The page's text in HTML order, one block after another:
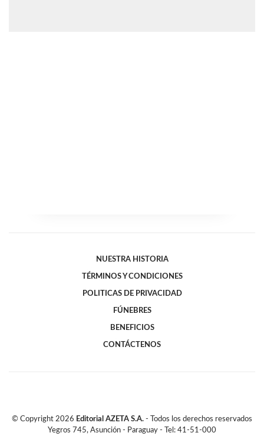
NUESTRA HISTORIA
TÉRMINOS Y CONDICIONES
POLITICAS DE PRIVACIDAD
FÚNEBRES
BENEFICIOS
CONTÁCTENOS
© Copyright 2026 Editorial AZETA S.A. - Todos los derechos reservados
Yegros 745, Asunción - Paraguay - Tel: 41-51-000